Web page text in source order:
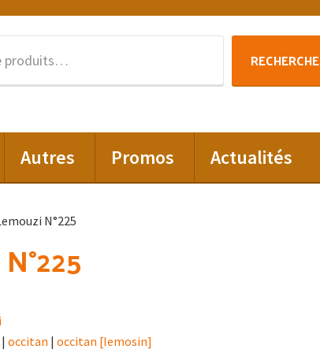
RECHERCHE
Autres Promos Actualités
N°225
| occitan | occitan [lemosin]